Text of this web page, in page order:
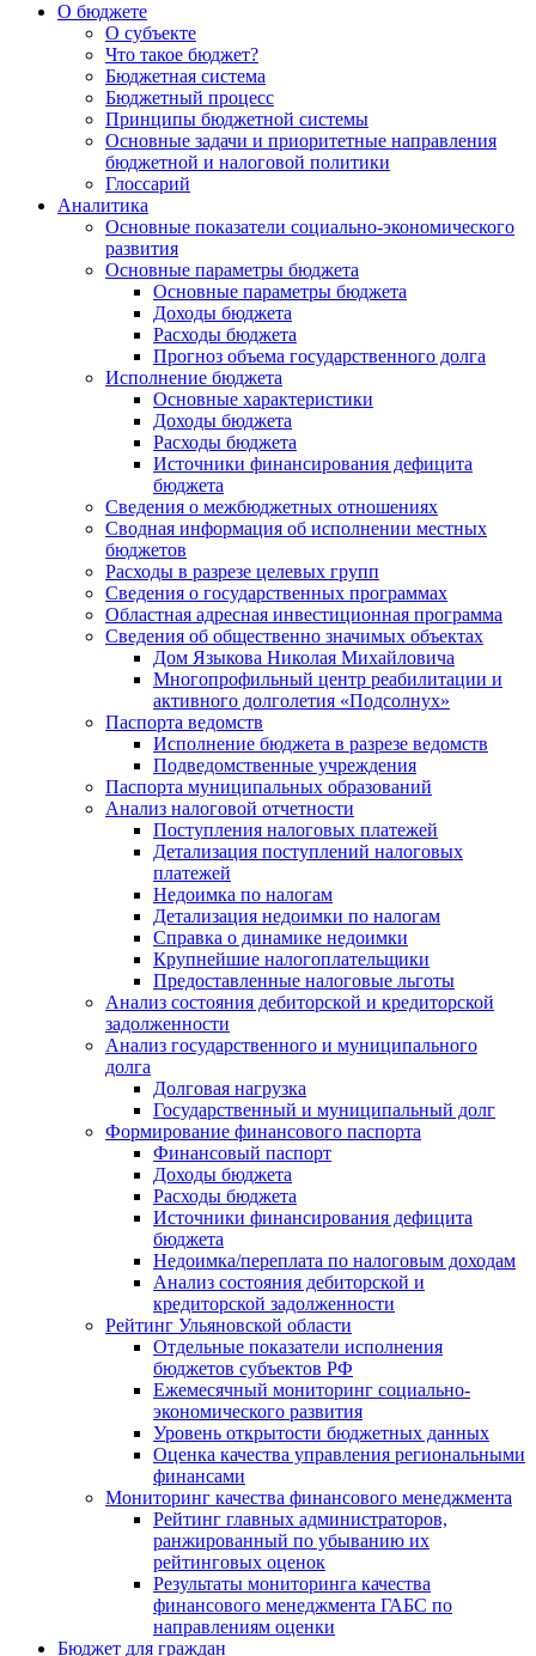
О бюджете
О субъекте
Что такое бюджет?
Бюджетная система
Бюджетный процесс
Принципы бюджетной системы
Основные задачи и приоритетные направления
бюджетной и налоговой политики
Глоссарий
Аналитика
Основные показатели социально-экономического
развития
Основные параметры бюджета
Основные параметры бюджета
Доходы бюджета
Расходы бюджета
Прогноз объема государственного долга
Исполнение бюджета
Основные характеристики
Доходы бюджета
Расходы бюджета
Источники финансирования дефицита
бюджета
Сведения о межбюджетных отношениях
Сводная информация об исполнении местных
бюджетов
Расходы в разрезе целевых групп
Сведения о государственных программах
Областная адресная инвестиционная программа
Сведения об общественно значимых объектах
Дом Языкова Николая Михайловича
Многопрофильный центр реабилитации и
активного долголетия «Подсолнух»
Паспорта ведомств
Исполнение бюджета в разрезе ведомств
Подведомственные учреждения
Паспорта муниципальных образований
Анализ налоговой отчетности
Поступления налоговых платежей
Детализация поступлений налоговых
платежей
Недоимка по налогам
Детализация недоимки по налогам
Справка о динамике недоимки
Крупнейшие налогоплательщики
Предоставленные налоговые льготы
Анализ состояния дебиторской и кредиторской
задолженности
Анализ государственного и муниципального
долга
Долговая нагрузка
Государственный и муниципальный долг
Формирование финансового паспорта
Финансовый паспорт
Доходы бюджета
Расходы бюджета
Источники финансирования дефицита
бюджета
Недоимка/переплата по налоговым доходам
Анализ состояния дебиторской и
кредиторской задолженности
Рейтинг Ульяновской области
Отдельные показатели исполнения
бюджетов субъектов РФ
Ежемесячный мониторинг социально-
экономического развития
Уровень открытости бюджетных данных
Оценка качества управления региональными
финансами
Мониторинг качества финансового менеджмента
Рейтинг главных администраторов,
ранжированный по убыванию их
рейтинговых оценок
Результаты мониторинга качества
финансового менеджмента ГАБС по
направлениям оценки
Бюджет для граждан